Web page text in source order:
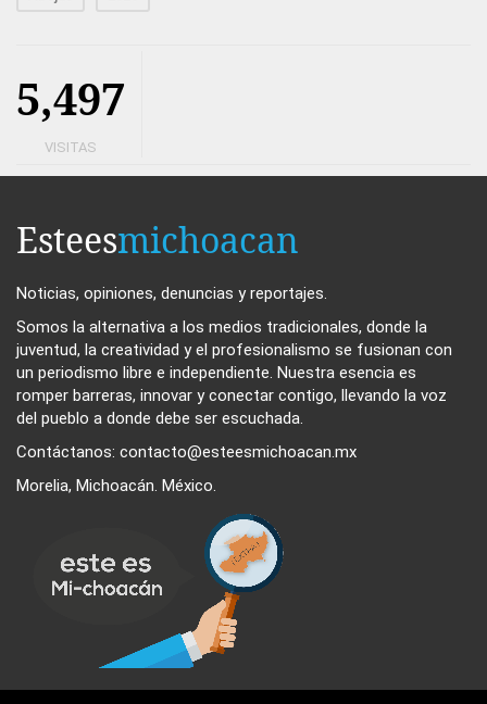
5,497
VISITAS
Esteesmichoacan
Noticias, opiniones, denuncias y reportajes.
Somos la alternativa a los medios tradicionales, donde la
juventud, la creatividad y el profesionalismo se fusionan con
un periodismo libre e independiente. Nuestra esencia es
romper barreras, innovar y conectar contigo, llevando la voz
del pueblo a donde debe ser escuchada.
Contáctanos: contacto@esteesmichoacan.mx
Morelia, Michoacán. México.